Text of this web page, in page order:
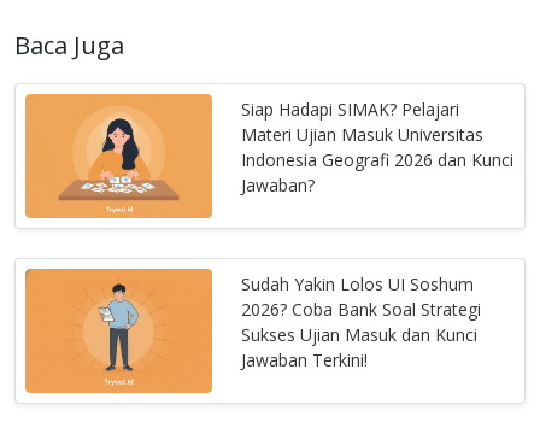
Baca Juga
Siap Hadapi SIMAK? Pelajari
Materi Ujian Masuk Universitas
Indonesia Geografi 2026 dan Kunci
Jawaban?
Sudah Yakin Lolos UI Soshum
2026? Coba Bank Soal Strategi
Sukses Ujian Masuk dan Kunci
Jawaban Terkini!